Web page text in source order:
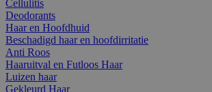
Cellulitis
Deodorants
Haar en Hoofdhuid
Beschadigd haar en hoofdirritatie
Anti Roos
Haaruitval en Futloos Haar
Luizen haar
Gekleurd Haar